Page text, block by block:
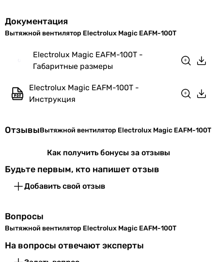
настенный, потолочный
настенный, потолочный
настенный, потолочный
настенный, потолочный
настенный, потолочный
Тип
осевой
осевой
осевой
осевой
осевой
Особенности и функции
Документация
Вытяжной вентилятор Electrolux Magic EAFM-100T
Electrolux Magic EAFM-100T -
Габаритные размеры
Electrolux Magic EAFM-100T -
Инструкция
ОтзывыВытяжной вентилятор Electrolux Magic EAFM-100T
Как получить бонусы за отзывы
Будьте первым, кто напишет отзыв
Добавить свой отзыв
Вопросы
Вытяжной вентилятор Electrolux Magic EAFM-100T
На вопросы отвечают эксперты